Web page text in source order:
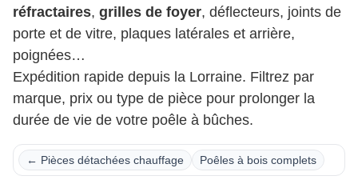
réfractaires, grilles de foyer, déflecteurs, joints de
porte et de vitre, plaques latérales et arrière,
poignées…
Expédition rapide depuis la Lorraine. Filtrez par
marque, prix ou type de pièce pour prolonger la
durée de vie de votre poêle à bûches.
← Pièces détachées chauffage Poêles à bois complets